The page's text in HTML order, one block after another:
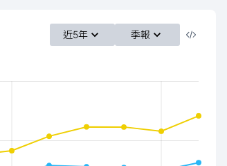
近5年 季報